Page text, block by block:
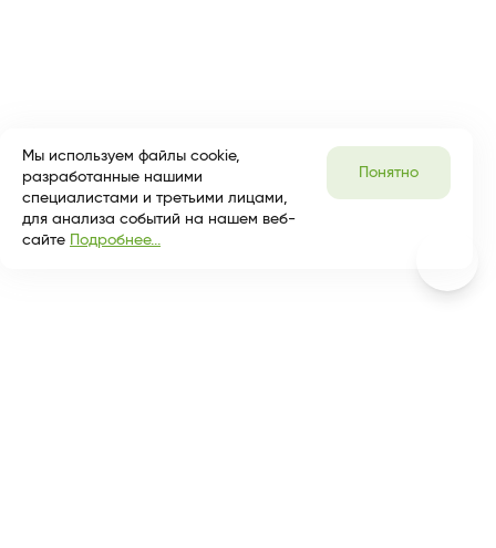
Мы используем файлы cookie,
разработанные нашими
специалистами и третьими лицами,
для анализа событий на нашем веб-
сайте Подробнее...
Понятно